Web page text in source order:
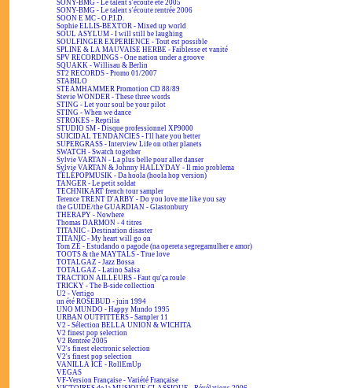
SONY-BMG - Le talent s'écoute été 2005
SONY-BMG - Le talent s'écoute rentrée 2006
SOON E MC - O.P.I.D.
Sophie ELLIS-BEXTOR - Mixed up world
SOUL ASYLUM - I will still be laughing
SOULFINGER EXPERIENCE - Tout est possible
SPLINE & LA MAUVAISE HERBE - Faiblesse et vanité
SPV RECORDINGS - One nation under a groove
SQUAKK - Willisau & Berlin
ST2 RECORDS - Promo 01/2007
STABILO
STEAMHAMMER Promotion CD 88/89
Stevie WONDER - These three words
STING - Let your soul be your pilot
STING - When we dance
STROKES - Reptilia
STUDIO SM - Disque professionnel XP9000
SUICIDAL TENDANCIES - I'll hate you better
SUPERGRASS - Interview Life on other planets
SWATCH - Swatch together
Sylvie VARTAN - La plus belle pour aller danser
Sylvie VARTAN & Johnny HALLYDAY - Il mio problema
TÉLÉPOPMUSIK - Da hoola (hoola hop version)
TANGER - Le petit soldat
TECHNIKART french tour sampler
Terence TRENT D'ARBY - Do you love me like you say
the GUIDE/the GUARDIAN - Glastonbury
THERAPY - Nowhere
Thomas DARMON - 4 titres
TITANIC - Destination disaster
TITANIC - My heart will go on
Tom ZÉ - Estudando o pagode (na opereta segregamulher e amor)
TOOTS & the MAYTALS - True love
TOTALGAZ - Jazz Bossa
TOTALGAZ - Latino Salsa
TRACTION AILLEURS - Faut qu'ça roule
TRICKY - The B-side collection
U2 - Vertigo
un été ROSEBUD - juin 1994
UNO MUNDO - Happy Mundo 1995
URBAN OUTFITTERS - Sampler 11
V2 - Sélection BELLA UNION & WICHITA
V2 finest pop selection
V2 Rentrée 2005
V2's finest electronic selection
V2's finest pop selection
VANILLA ICE - RollEmUp
VEGAS
VF-Version Française - Variété Française